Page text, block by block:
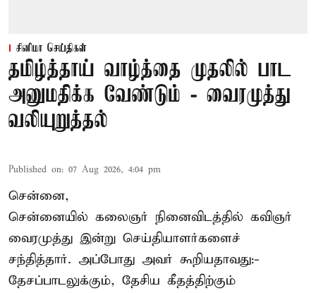
சினிமா செய்திகள்
தமிழ்த்தாய் வாழ்த்தை முதலில் பாட
அனுமதிக்க வேண்டும் - வைரமுத்து
வலியுறுத்தல்
Published on: 07 Aug 2026, 4:04 pm
சென்னை,
சென்னையில் கலைஞர் நினைவிடத்தில் கவிஞர்
வைரமுத்து இன்று செய்தியாளர்களைச்
சந்தித்தார். அப்போது அவர் கூறியதாவது:-
தேசப்பாடலுக்கும், தேசிய கீதத்திற்கும்